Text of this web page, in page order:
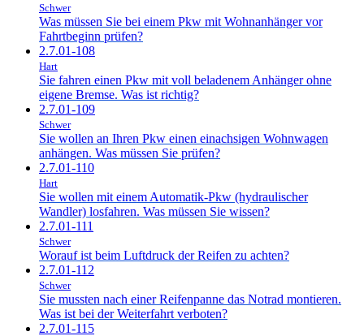
Schwer
Was müssen Sie bei einem Pkw mit Wohnanhänger vor
Fahrtbeginn prüfen?
2.7.01-108
Hart
Sie fahren einen Pkw mit voll beladenem Anhänger ohne
eigene Bremse. Was ist richtig?
2.7.01-109
Schwer
Sie wollen an Ihren Pkw einen einachsigen Wohnwagen
anhängen. Was müssen Sie prüfen?
2.7.01-110
Hart
Sie wollen mit einem Automatik-Pkw (hydraulischer
Wandler) losfahren. Was müssen Sie wissen?
2.7.01-111
Schwer
Worauf ist beim Luftdruck der Reifen zu achten?
2.7.01-112
Schwer
Sie mussten nach einer Reifenpanne das Notrad montieren.
Was ist bei der Weiterfahrt verboten?
2.7.01-115